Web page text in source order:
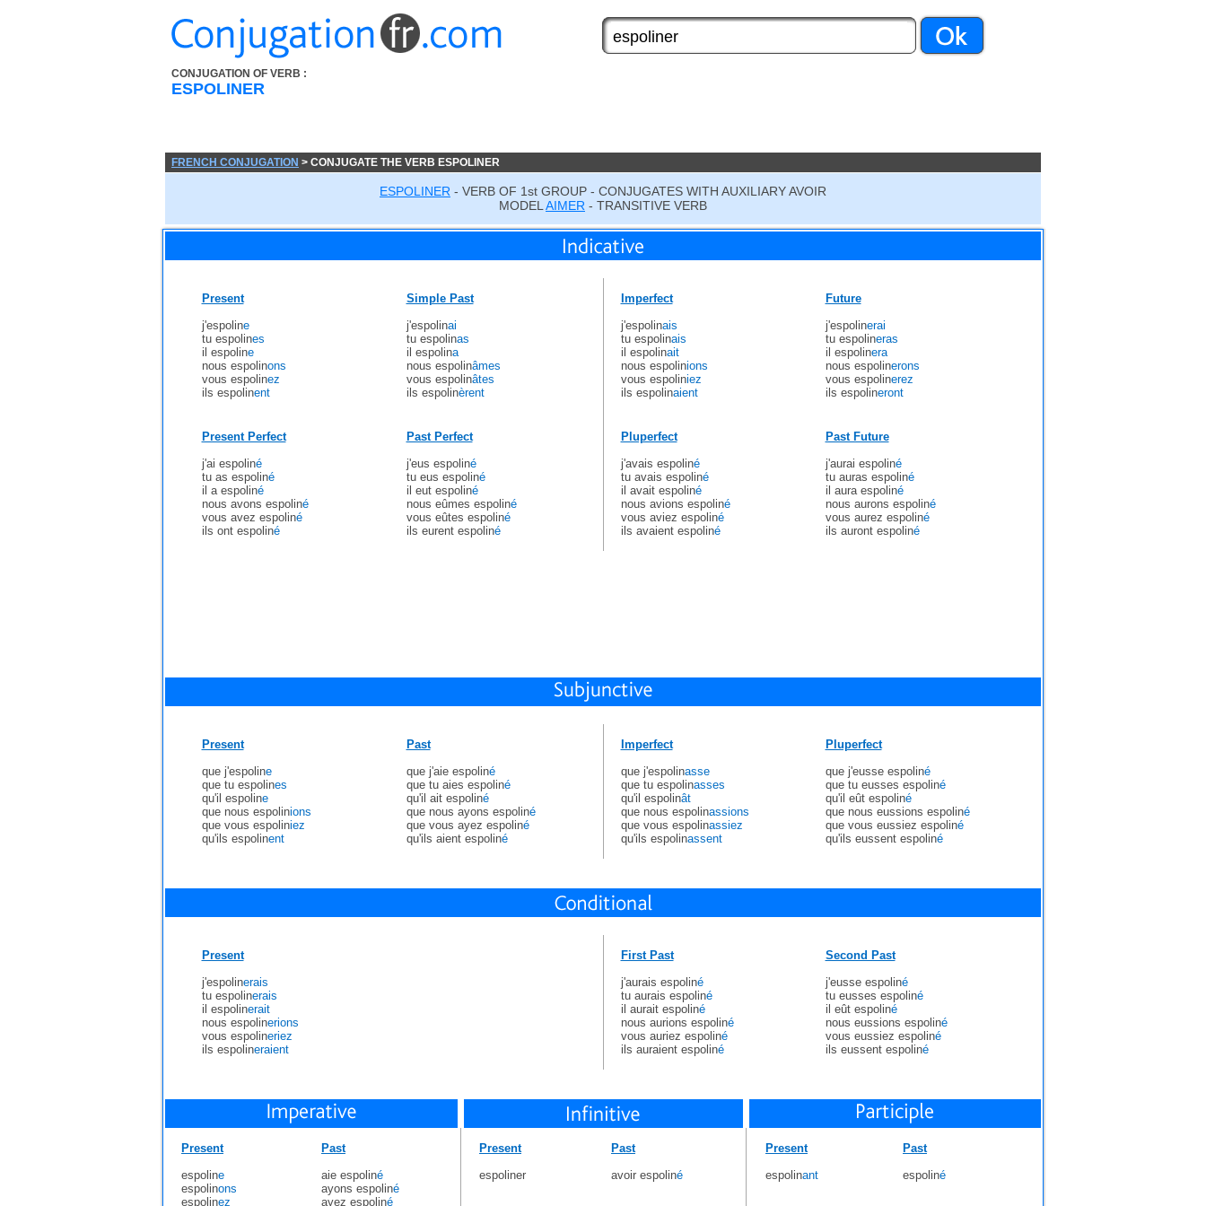
CONJUGATION OF VERB :
ESPOLINER
FRENCH CONJUGATION > CONJUGATE THE VERB ESPOLINER
ESPOLINER - VERB OF 1st GROUP - CONJUGATES WITH AUXILIARY AVOIR
MODEL AIMER - TRANSITIVE VERB
Present
j'espoline
tu espolines
il espoline
nous espolinons
vous espolinez
ils espolinent
Simple Past
j'espolinai
tu espolinas
il espolina
nous espolinâmes
vous espolinâtes
ils espolinèrent
Present Perfect
j'ai espoliné
tu as espoliné
il a espoliné
nous avons espoliné
vous avez espoliné
ils ont espoliné
Past Perfect
j'eus espoliné
tu eus espoliné
il eut espoliné
nous eûmes espoliné
vous eûtes espoliné
ils eurent espoliné
Imperfect
j'espolinais
tu espolinais
il espolinait
nous espolinions
vous espoliniez
ils espolinaient
Future
j'espolinerai
tu espolineras
il espolinera
nous espolinerons
vous espolinerez
ils espolineront
Pluperfect
j'avais espoliné
tu avais espoliné
il avait espoliné
nous avions espoliné
vous aviez espoliné
ils avaient espoliné
Past Future
j'aurai espoliné
tu auras espoliné
il aura espoliné
nous aurons espoliné
vous aurez espoliné
ils auront espoliné
Present
que j'espoline
que tu espolines
qu'il espoline
que nous espolinions
que vous espoliniez
qu'ils espolinent
Past
que j'aie espoliné
que tu aies espoliné
qu'il ait espoliné
que nous ayons espoliné
que vous ayez espoliné
qu'ils aient espoliné
Imperfect
que j'espolinasse
que tu espolinasses
qu'il espolinât
que nous espolinassions
que vous espolinassiez
qu'ils espolinassent
Pluperfect
que j'eusse espoliné
que tu eusses espoliné
qu'il eût espoliné
que nous eussions espoliné
que vous eussiez espoliné
qu'ils eussent espoliné
Present
j'espolinerais
tu espolinerais
il espolinerait
nous espolinerions
vous espolineriez
ils espolineraient
First Past
j'aurais espoliné
tu aurais espoliné
il aurait espoliné
nous aurions espoliné
vous auriez espoliné
ils auraient espoliné
Second Past
j'eusse espoliné
tu eusses espoliné
il eût espoliné
nous eussions espoliné
vous eussiez espoliné
ils eussent espoliné
Present
espoline
espolinons
espolinez
Past
aie espoliné
ayons espoliné
ayez espoliné
Present
espoliner
Past
avoir espoliné
Present
espolinant
Past
espoliné